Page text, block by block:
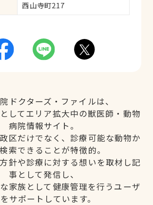
西山寺町217
ドクターズ・ファイルは、
してエリア拡大中の獣医師・動物
病院情報サイト。
区だけでなく、診療可能な動物か
索できることが特徴的。
針や診療に対する想いを取材し記
事として発信し、
家族として健康管理を行うユーザ
サポートしています。